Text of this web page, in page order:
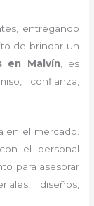
entregando
de brindar un
en Malvín , es
confianza,
en el mercado.
el personal
para asesorar
diseños,